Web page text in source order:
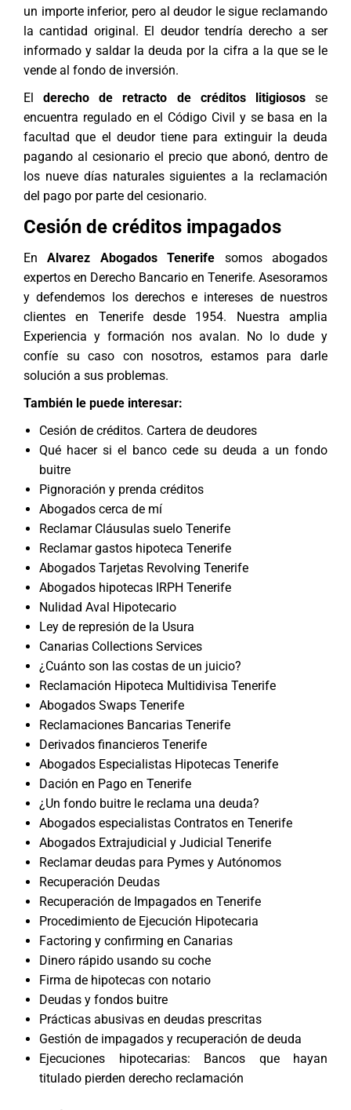
un importe inferior, pero al deudor le sigue reclamando
la cantidad original. El deudor tendría derecho a ser
informado y saldar la deuda por la cifra a la que se le
vende al fondo de inversión.
Elderecho de retracto de créditos litigiososse
encuentra regulado en el Código Civil y se basa en la
facultad que el deudor tiene para extinguir la deuda
pagando al cesionario el precio que abonó, dentro de
los nueve días naturales siguientes a la reclamación
del pago por parte del cesionario.
Cesión de créditos impagados
EnAlvarez Abogados Tenerife somosabogados
expertos en Derecho Bancario en Tenerife. Asesoramos
y defendemos los derechos e intereses de nuestros
clientes en Tenerife desde 1954. Nuestra amplia
Experiencia y formación nos avalan. No lo dude y
confíe su caso con nosotros, estamos para darle
solución a sus problemas.
También le puede interesar:
Cesión de créditos. Cartera de deudores
Qué hacer si el banco cede su deuda a un fondo
buitre
Pignoración y prenda créditos
Abogados cerca de mí
Reclamar Cláusulas suelo Tenerife
Reclamar gastos hipoteca Tenerife
Abogados Tarjetas Revolving Tenerife
Abogados hipotecas IRPH Tenerife
Nulidad Aval Hipotecario
Ley de represión de la Usura
Canarias Collections Services
¿Cuánto son las costas de un juicio?
Reclamación Hipoteca Multidivisa Tenerife
Abogados Swaps Tenerife
Reclamaciones Bancarias Tenerife
Derivados financieros Tenerife
Abogados Especialistas Hipotecas Tenerife
Dación en Pago en Tenerife
¿Un fondo buitre le reclama una deuda?
Abogados especialistas Contratos en Tenerife
Abogados Extrajudicial y Judicial Tenerife
Reclamar deudas para Pymes y Autónomos
Recuperación Deudas
Recuperación de Impagados en Tenerife
Procedimiento de Ejecución Hipotecaria
Factoring y confirming en Canarias
Dinero rápido usando su coche
Firma de hipotecas con notario
Deudas y fondos buitre
Prácticas abusivas en deudas prescritas
Gestión de impagados y recuperación de deuda
Ejecuciones hipotecarias: Bancos que hayan
titulado pierden derecho reclamación